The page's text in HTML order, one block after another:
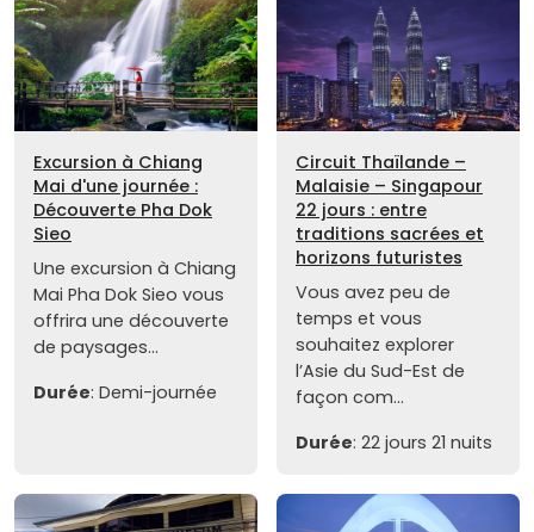
Excursion à Chiang
Mai d'une journée :
Découverte Pha Dok
Sieo
Une excursion à Chiang
Mai Pha Dok Sieo vous
offrira une découverte
de paysages...
Durée: Demi-journée
Circuit Thaïlande –
Malaisie – Singapour
22 jours : entre
traditions sacrées et
horizons futuristes
Vous avez peu de
temps et vous
souhaitez explorer
l’Asie du Sud-Est de
façon com...
Durée: 22 jours 21 nuits